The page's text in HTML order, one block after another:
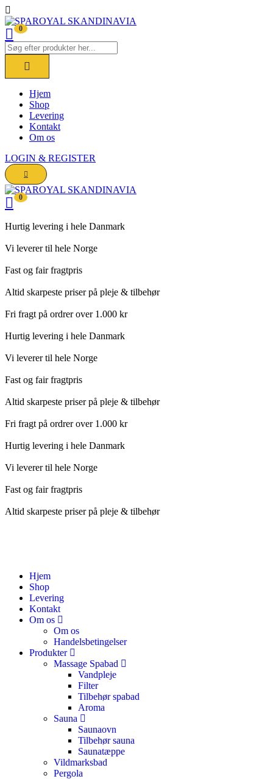
0
Hjem
Shop
Levering
Kontakt
Om os
LOGIN & REGISTER
0
Hurtig levering i hele Danmark
Vi leverer til hele Norge
Fast og fair fragtpris
Altid skarpeste priser på pleje & tilbehør
Fri fragt på ordrer over 1.000 kr
Hurtig levering i hele Danmark
Vi leverer til hele Norge
Fast og fair fragtpris
Altid skarpeste priser på pleje & tilbehør
Fri fragt på ordrer over 1.000 kr
Hurtig levering i hele Danmark
Vi leverer til hele Norge
Fast og fair fragtpris
Altid skarpeste priser på pleje & tilbehør
Hjem
Shop
Levering
Kontakt
Om os
Om os
Handelsbetingelser
Produkter
Massage Spabad
Vandpleje
Filter
Tilbehør spabad
Aroma
Sauna
Saunaovn
Tilbehør sauna
Saunatæppe
Vildmarksbad
Pergola